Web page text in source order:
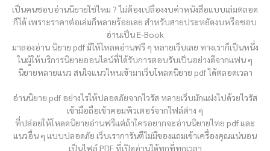
เป็นคนชอบอ่านนิยายใช่ไหม ? ไม่ต้องเปลืองงบค่าหนังสือแบบเล่มตลอด
ก็ได้ เพราะราคาต่อเล่มก็หลายร้อยเลย สำหรับสายประหยัดงบหรือชอบ
อ่านเป็น E-Book
มาลองอ่าน นิยาย pdf มีให้โหลดอ่านฟรี ๆ หลายเว็บเลย ทางเราก็เป็นหนึ่ง
ในผู้ให้บริการนิยายออนไลน์ที่ได้รับการตอบรับเป็นอย่างดีจากแฟน ๆ
นิยายหลายแนว สนใจแนวไหนเข้ามาเว็บโหลดนิยาย pdf ได้ตลอดเวลา
อ่านนิยาย pdf อย่างไรให้ปลอดภัยจากไวรัส หลายเว็บมักแฝงไปด้วยไวรัส
เข้ามือถือเข้าคอมพิวเตอร์จากไฟล์ต่าง ๆ
ที่ปล่อยให้โหลดนิยายอ่านฟรีแต่ถ้าใครอยากจะอ่านนิยายไทย pdf และ
แนวอื่น ๆ แบบปลอดภัย เว็บเราการันตีไม่มีของแถมเข้าเครื่องคุณแน่นอน
เป็นไฟล์ PDF ที่เปิดอ่านได้ทุกที่ทุกเวลา